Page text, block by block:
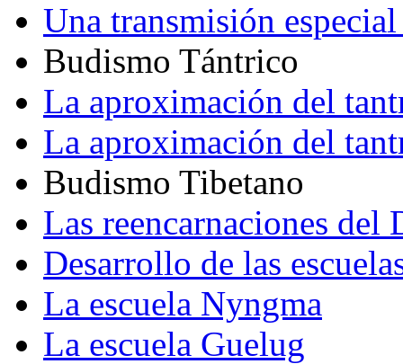
Una transmisión
Budismo Tántrico
La aproximación del
La aproximación del
Budismo Tibetano
Las reencarnaciones del
Desarrollo de las
La escuela Nyngma
La escuela Guelug